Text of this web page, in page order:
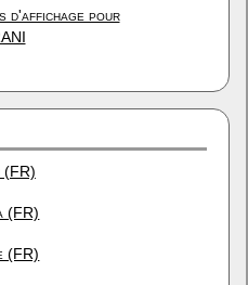
d'affichage pour
(FR)
(FR)